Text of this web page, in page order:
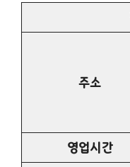
주소
영업시간